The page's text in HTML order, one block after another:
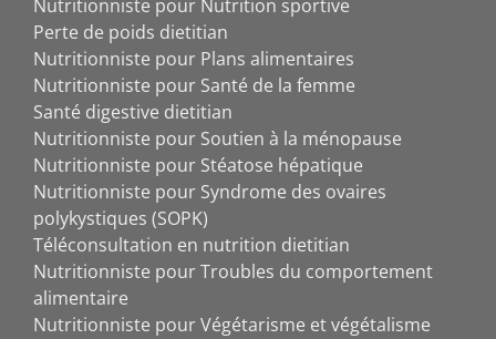
Nutritionniste pour Nutrition sportive
Perte de poids dietitian
Nutritionniste pour Plans alimentaires
Nutritionniste pour Santé de la femme
Santé digestive dietitian
Nutritionniste pour Soutien à la ménopause
Nutritionniste pour Stéatose hépatique
Nutritionniste pour Syndrome des ovaires
polykystiques (SOPK)
Téléconsultation en nutrition dietitian
Nutritionniste pour Troubles du comportement
alimentaire
Nutritionniste pour Végétarisme et végétalisme